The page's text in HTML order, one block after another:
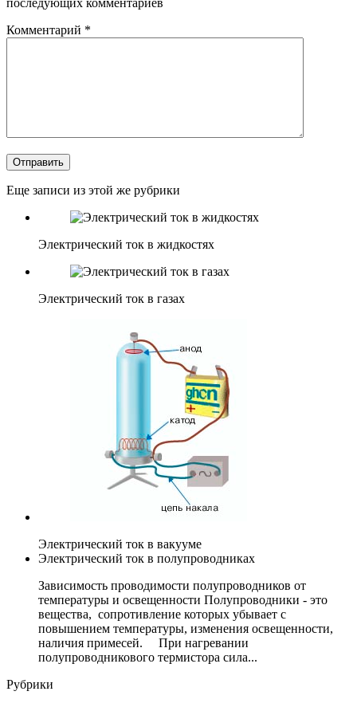
Комментарий *
Отправить
Еще записи из этой же рубрики
Электрический ток в жидкостях
Электрический ток в газах
Электрический ток в вакууме
Электрический ток в полупроводниках
Зависимость проводимости полупроводников от
температуры и освещенности Полупроводники - это
вещества, сопротивление которых убывает с
повышением температуры, изменения освещенности,
наличия примесей. При нагревании
полупроводникового термистора сила...
Рубрики